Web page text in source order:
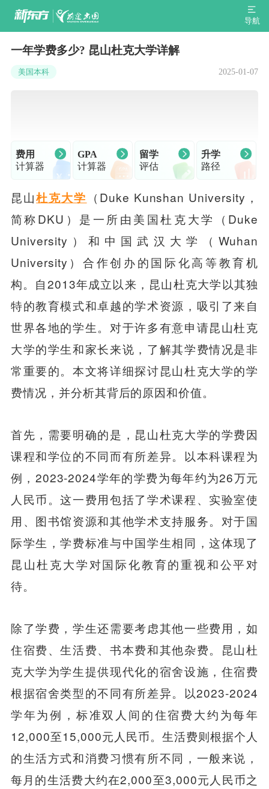
导航
一年学费多少? 昆山杜克大学详解
美国本科 2025-01-07
费用
计算器
GPA
计算器
留学
评估
升学
路径
昆山杜克大学 （Duke Kunshan University，
简称DKU）是一所由美国杜克大学（Duke
University）和中国武汉大学（Wuhan
University）合作创办的国际化高等教育机
构。自2013年成立以来，昆山杜克大学以其独
特的教育模式和卓越的学术资源，吸引了来自
世界各地的学生。对于许多有意申请昆山杜克
大学的学生和家长来说，了解其学费情况是非
常重要的。本文将详细探讨昆山杜克大学的学
费情况，并分析其背后的原因和价值。
首先，需要明确的是，昆山杜克大学的学费因
课程和学位的不同而有所差异。以本科课程为
例，2023-2024学年的学费为每年约为26万元
人民币。这一费用包括了学术课程、实验室使
用、图书馆资源和其他学术支持服务。对于国
际学生，学费标准与中国学生相同，这体现了
昆山杜克大学对国际化教育的重视和公平对
待。
除了学费，学生还需要考虑其他一些费用，如
住宿费、生活费、书本费和其他杂费。昆山杜
克大学为学生提供现代化的宿舍设施，住宿费
根据宿舍类型的不同有所差异。以2023-2024
学年为例，标准双人间的住宿费大约为每年
12,000至15,000元人民币。生活费则根据个人
的生活方式和消费习惯有所不同，一般来说，
每月的生活费大约在2,000至3,000元人民币之